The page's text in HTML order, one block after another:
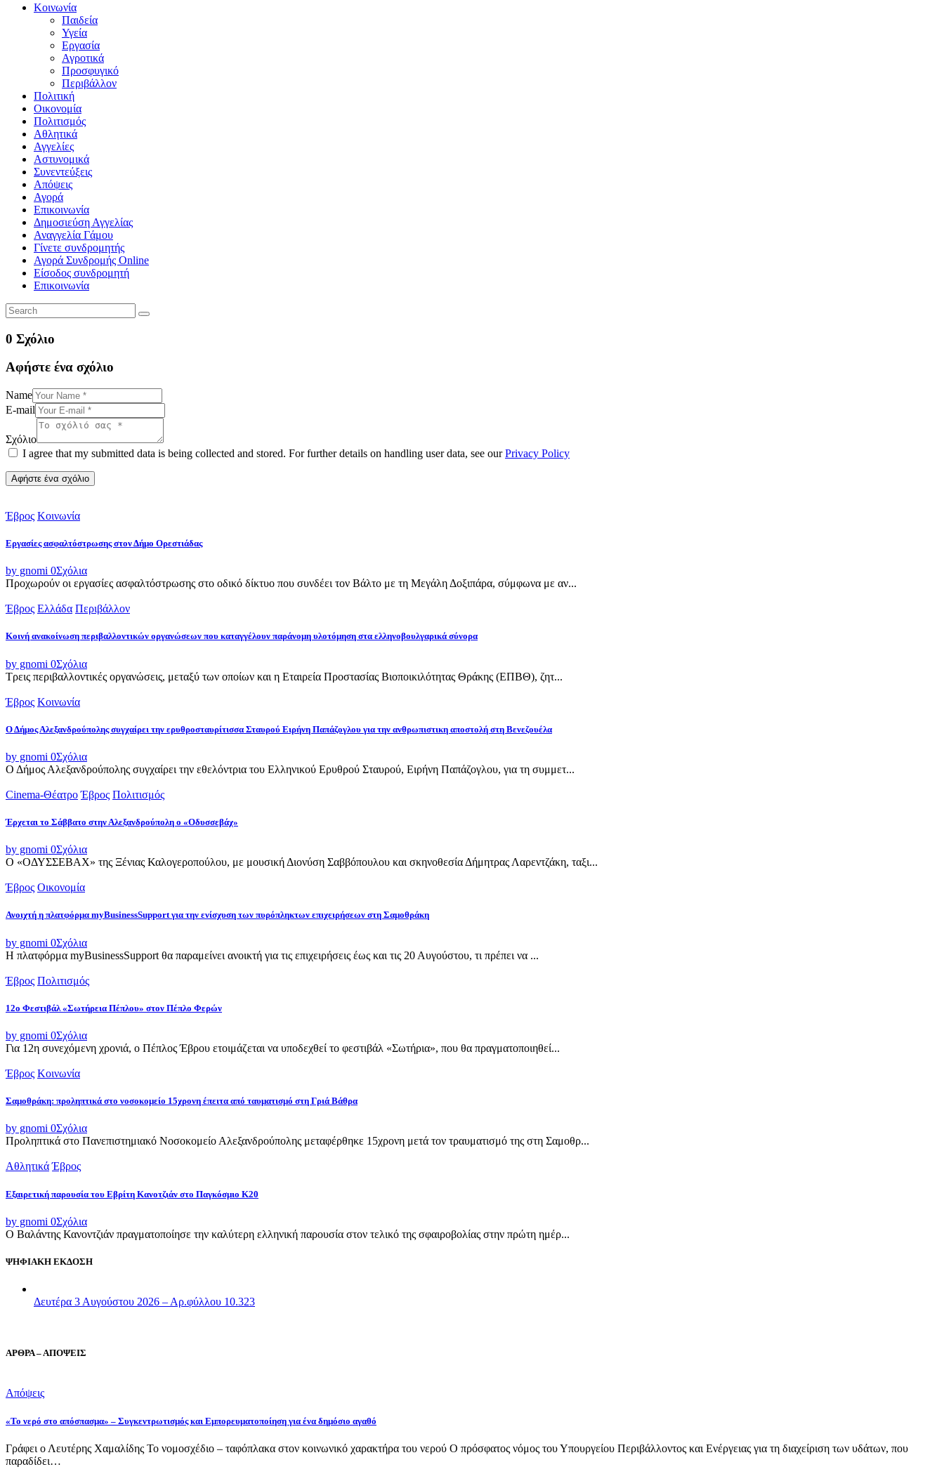
Κοινωνία
Παιδεία
Υγεία
Εργασία
Αγροτικά
Προσφυγικό
Περιβάλλον
Πολιτική
Οικονομία
Πολιτισμός
Αθλητικά
Αγγελίες
Αστυνομικά
Συνεντεύξεις
Απόψεις
Αγορά
Επικοινωνία
Δημοσιεύση Αγγελίας
Αναγγελία Γάμου
Γίνετε συνδρομητής
Αγορά Συνδρομής Online
Είσοδος συνδρομητή
Επικοινωνία
0 Σχόλιο
Αφήστε ένα σχόλιο
Name
E-mail
Σχόλιο
I agree that my submitted data is being collected and stored. For further details on handling user data, see ourPrivacy Policy
Έβρος Κοινωνία
Εργασίες ασφαλτόστρωσης στον Δήμο Ορεστιάδας
by gnomi 0Σχόλια
Προχωρούν οι εργασίες ασφαλτόστρωσης στο οδικό δίκτυο που συνδέει τον Βάλτο με τη Μεγάλη Δοξιπάρα, σύμφωνα με αν...
Έβρος Ελλάδα Περιβάλλον
Κοινή ανακοίνωση περιβαλλοντικών οργανώσεων που καταγγέλουν παράνομη υλοτόμηση στα ελληνοβουλγαρικά σύνορα
by gnomi 0Σχόλια
Τρεις περιβαλλοντικές οργανώσεις, μεταξύ των οποίων και η Εταιρεία Προστασίας Βιοποικιλότητας Θράκης (ΕΠΒΘ), ζητ...
Έβρος Κοινωνία
Ο Δήμος Αλεξανδρούπολης συγχαίρει την ερυθροσταυρίτισσα Σταυρού Ειρήνη Παπάζογλου για την ανθρωπιστικη αποστολή στη Βενεζουέλα
by gnomi 0Σχόλια
Ο Δήμος Αλεξανδρούπολης συγχαίρει την εθελόντρια του Ελληνικού Ερυθρού Σταυρού, Ειρήνη Παπάζογλου, για τη συμμετ...
Cinema-Θέατρο Έβρος Πολιτισμός
Έρχεται το Σάββατο στην Αλεξανδρούπολη ο «Οδυσσεβάχ»
by gnomi 0Σχόλια
Ο «ΟΔΥΣΣΕΒΑΧ» της Ξένιας Καλογεροπούλου, με μουσική Διονύση Σαββόπουλου και σκηνοθεσία Δήμητρας Λαρεντζάκη, ταξι...
Έβρος Οικονομία
Ανοιχτή η πλατφόρμα myBusinessSupport για την ενίσχυση των πυρόπληκτων επιχειρήσεων στη Σαμοθράκη
by gnomi 0Σχόλια
Η πλατφόρμα myBusinessSupport θα παραμείνει ανοικτή για τις επιχειρήσεις έως και τις 20 Αυγούστου, τι πρέπει να ...
Έβρος Πολιτισμός
12ο Φεστιβάλ «Σωτήρεια Πέπλου» στον Πέπλο Φερών
by gnomi 0Σχόλια
Για 12η συνεχόμενη χρονιά, ο Πέπλος Έβρου ετοιμάζεται να υποδεχθεί το φεστιβάλ «Σωτήρια», που θα πραγματοποιηθεί...
Έβρος Κοινωνία
Σαμοθράκη: προληπτικά στο νοσοκομείο 15χρονη έπειτα από ταυματισμό στη Γριά Βάθρα
by gnomi 0Σχόλια
Προληπτικά στο Πανεπιστημιακό Νοσοκομείο Αλεξανδρούπολης μεταφέρθηκε 15χρονη μετά τον τραυματισμό της στη Σαμοθρ...
Αθλητικά Έβρος
Εξαιρετική παρουσία του Εβρίτη Κανοτζιάν στο Παγκόσμιο Κ20
by gnomi 0Σχόλια
Ο Βαλάντης Κανοντζιάν πραγματοποίησε την καλύτερη ελληνική παρουσία στον τελικό της σφαιροβολίας στην πρώτη ημέρ...
ΨΗΦΙΑΚΗ ΕΚΔΟΣΗ
Δευτέρα 3 Αυγούστου 2026 – Αρ.φύλλου 10.323
ΑΡΘΡΑ – ΑΠΟΨΕΙΣ
Απόψεις
«Το νερό στο απόσπασμα» – Συγκεντρωτισμός και Εμπορευματοποίηση για ένα δημόσιο αγαθό
Γράφει ο Λευτέρης Χαμαλίδης Το νομοσχέδιο – ταφόπλακα στον κοινωνικό χαρακτήρα του νερού Ο πρόσφατος νόμος του Υπουργείου Περιβάλλοντος και Ενέργειας για τη διαχείριση των υδάτων, που
παραδίδει…